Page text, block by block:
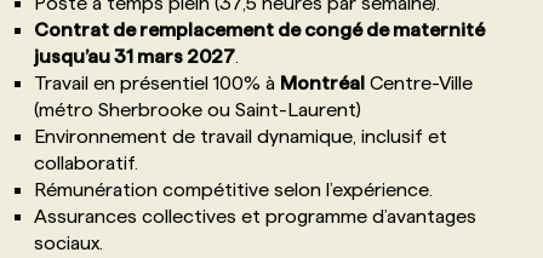
Contrat de remplacement de congé de maternité
jusqu’au 31 mars 2027
Travail en présentiel 100% à Montréal Centre-Ville
(métro Sherbrooke ou Saint-Laurent)
Environnement de travail dynamique, inclusif et
collaboratif.
Rémunération compétitive selon l’expérience.
Assurances collectives et programme d’avantages
sociaux.